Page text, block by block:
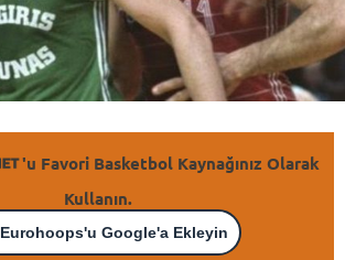
'u Favori Basketbol Kaynağınız Olarak
Kullanın.
Eurohoops'u Google'a Ekleyin